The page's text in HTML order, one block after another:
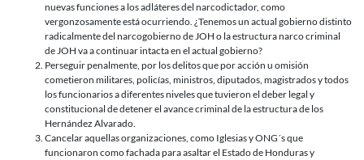
nuevas funciones a los adláteres del narcodictador, como
vergonzosamente está ocurriendo. ¿Tenemos un actual gobierno distinto
radicalmente del narcogobierno de JOH o la estructura narco criminal
de JOH va a continuar intacta en el actual gobierno?
Perseguir penalmente, por los delitos que por acción u omisión
cometieron militares, policías, ministros, diputados, magistrados y todos
los funcionarios a diferentes niveles que tuvieron el deber legal y
constitucional de detener el avance criminal de la estructura de los
Hernández Alvarado.
Cancelar aquellas organizaciones, como Iglesias y ONG´s que
funcionaron como fachada para asaltar el Estado de Honduras y